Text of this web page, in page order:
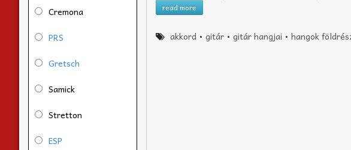
read more
akkord• gitár• gitár hangjai • hangok
Cremona
PRS
Gretsch
Samick
Stretton
ESP